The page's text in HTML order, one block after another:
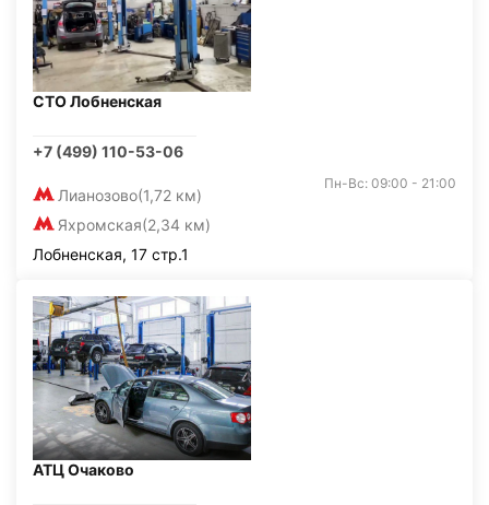
СТО Лобненская
+7 (499) 110-53-06
Лианозово(1,72 км)
Яхромская(2,34 км)
Пн-Вс: 09:00 - 21:00
Лобненская, 17 стр.1
АТЦ Очаково